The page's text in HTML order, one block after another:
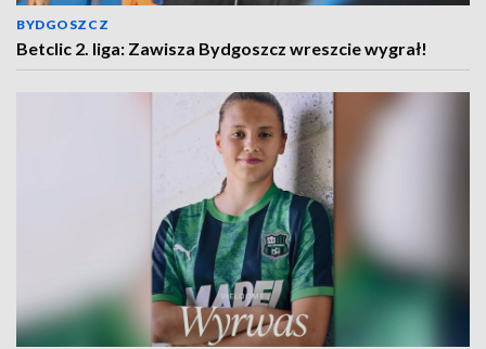
BYDGOSZCZ
Betclic 2. liga: Zawisza Bydgoszcz wreszcie wygrał!